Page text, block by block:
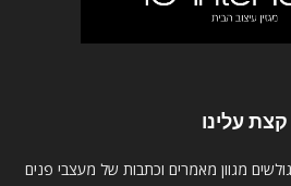
קצת עלינו
מגוון מאמרים וכתבות של מעצבי פנים